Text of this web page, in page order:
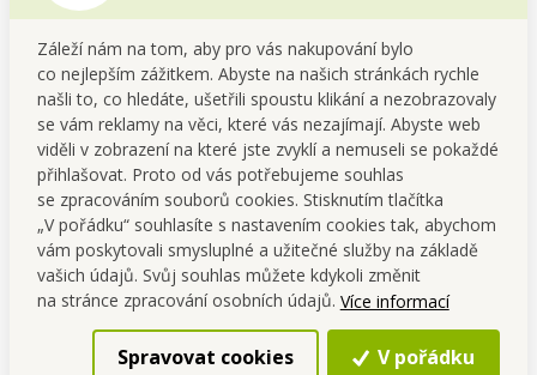
Záleží nám na tom, aby pro vás nakupování bylo
co nejlepším zážitkem. Abyste na našich stránkách rychle
našli to, co hledáte, ušetřili spoustu klikání a nezobrazovaly
se vám reklamy na věci, které vás nezajímají. Abyste web
viděli v zobrazení na které jste zvyklí a nemuseli se pokaždé
přihlašovat. Proto od vás potřebujeme souhlas
se zpracováním souborů cookies. Stisknutím tlačítka
„V pořádku“ souhlasíte s nastavením cookies tak, abychom
vám poskytovali smysluplné a užitečné služby na základě
vašich údajů. Svůj souhlas můžete kdykoli změnit
na stránce zpracování osobních údajů. Více informací
Spravovat cookies V pořádku
Sada 12 ks MINT KISS |
rybízovo-mátové osvěžující
pastilky bez cukru cassis
mint | 28 g x 12
348,00 Kč
Sada 12 ks MINT KISS |
jemně mátové osvěžující
pastilky bez cukru
spearmint | 28 g x 12
348,00 Kč